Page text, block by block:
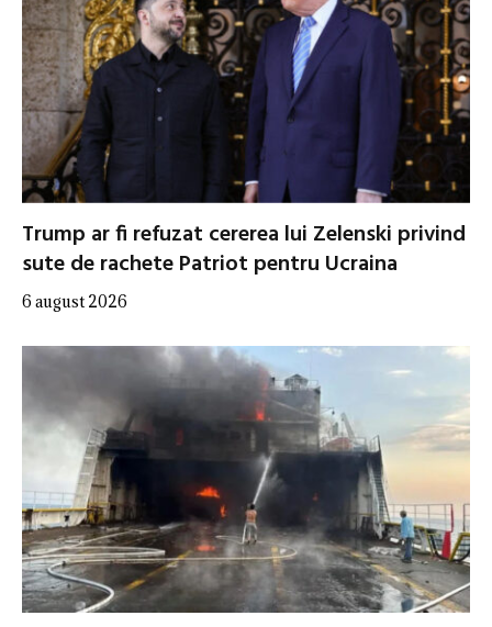
Trump ar fi refuzat cererea lui Zelenski privind
sute de rachete Patriot pentru Ucraina
6 august 2026